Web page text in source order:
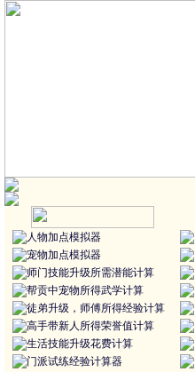
人物加点模拟器
宠物加点模拟器
师门技能升级所需潜能计算
帮贡中宠物所得武学计算
徒弟升级，师傅所得经验计算
高手带新人所得荣誉值计算
生活技能升级花费计算
门派试练经验计算器